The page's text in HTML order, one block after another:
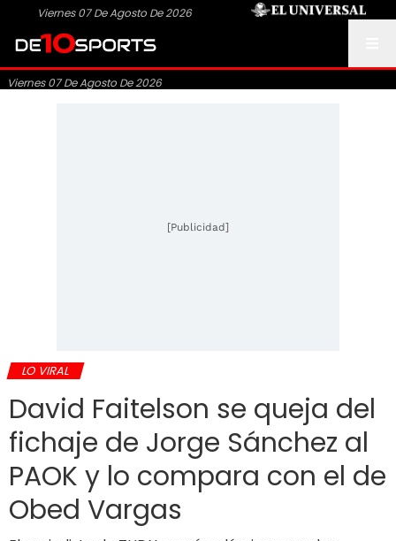
Viernes 07 De Agosto De 2026
Viernes 07 De Agosto De 2026
[Publicidad]
LO VIRAL
David Faitelson se queja del
fichaje de Jorge Sánchez al
PAOK y lo compara con el de
Obed Vargas